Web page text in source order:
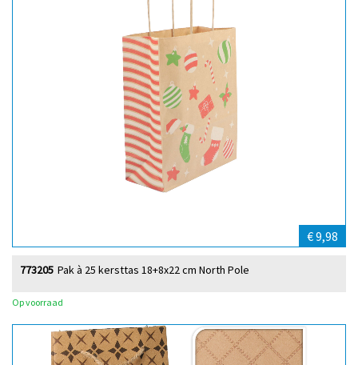
€ 9,98
Pak à 25 kersttas 18+8x22 cm North Pole
773205
Op voorraad